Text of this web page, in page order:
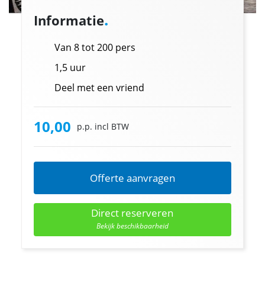
Informatie.
Van 8 tot 200 pers
1,5 uur
Deel met een vriend
10,00 p.p. incl BTW
Offerte aanvragen
Direct reserveren
Bekijk beschikbaarheid